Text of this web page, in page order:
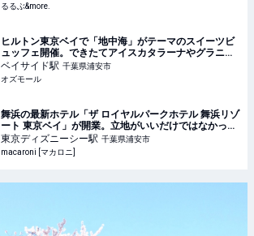
るるぶ&more.
ヒルトン東京ベイで「地中海」がテーマのスイーツビ
ュッフェ開催。できたてアイスカタラーナやグラニー
タも - OZmall
ベイサイド駅 千葉県浦安市
オズモール
舞浜の最新ホテル「ザ ロイヤルパークホテル 舞浜リゾ
ート 東京ベイ」が開業。立地がいいだけではなかっ
た！ - macaroni
東京ディズニーシー駅 千葉県浦安市
macaroni [マカロニ]